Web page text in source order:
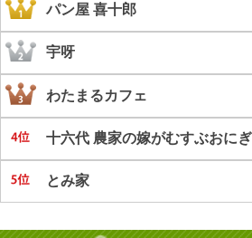
パン屋 喜十郎
宇呀
わたまるカフェ
十六代 農家の嫁がむすぶおに
とみ家